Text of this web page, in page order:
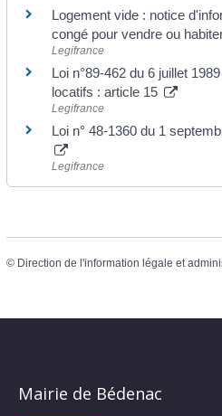
Logement vide : notice
congé pour vendre ou
Legifrance
Loi n°89-462 du 6 juillet
locatifs : article 15
Legifrance
Loi n° 48-1360 du 1
Legifrance
© Direction de l'information légale et
Mairie de Bédenac